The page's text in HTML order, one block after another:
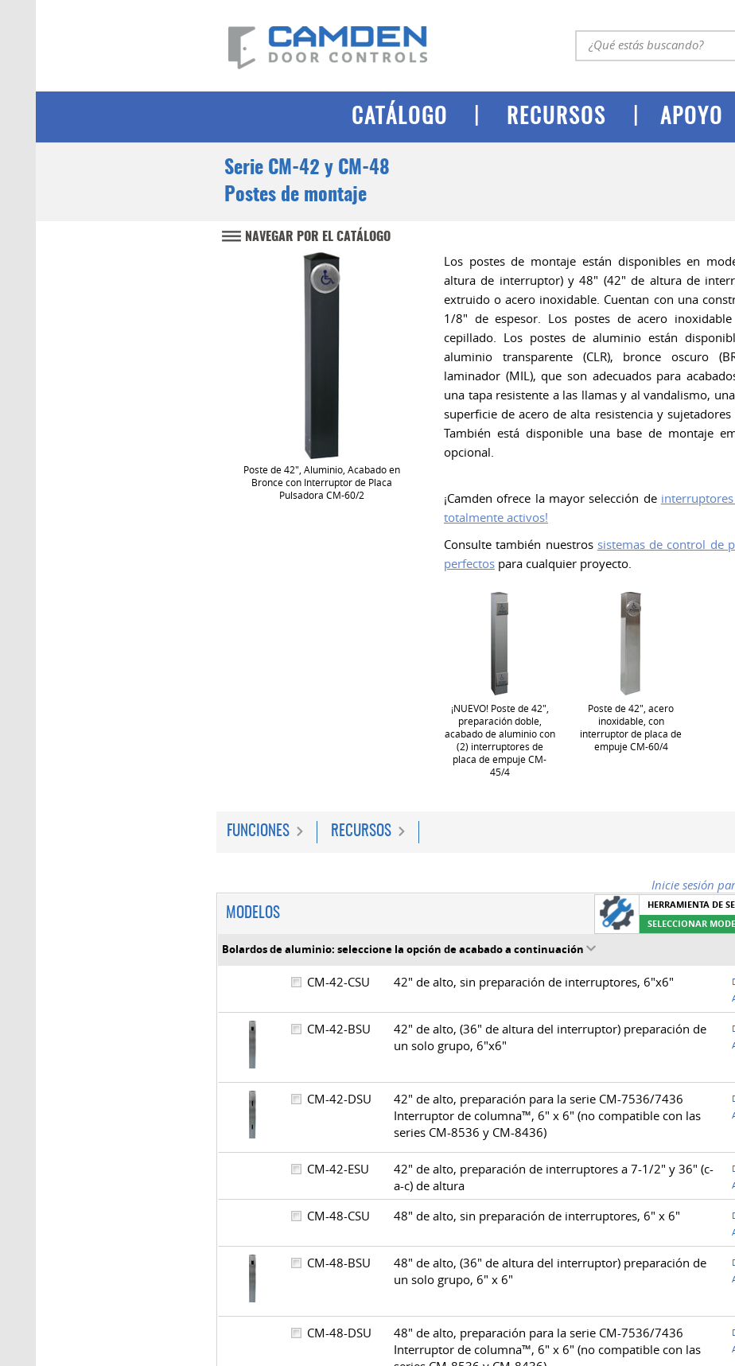
CATÁLOGO RECURSOS APOYO
Serie CM-42 y CM-48
Postes de montaje
NAVEGAR POR EL CATÁLOGO
Poste de 42", Aluminio, Acabado en
Bronce con Interruptor de Placa
Pulsadora CM-60/2
Los postes de montaje están disponibles en
altura de interruptor) y 48" (42" de altura de
extruido o acero inoxidable. Cuentan con una
1/8" de espesor. Los postes de acero
cepillado. Los postes de aluminio están
aluminio transparente (CLR), bronce oscuro
laminador (MIL), que son adecuados para
una tapa resistente a las llamas y al vandalismo,
superficie de acero de alta resistencia y
También está disponible una base de montaje
opcional.
¡Camden ofrece la mayor selección de
totalmente activos!
Consulte también nuestros sistemas de control de
perfectos para cualquier proyecto.
¡NUEVO! Poste de 42",
preparación doble,
acabado de aluminio con
(2) interruptores de
placa de empuje CM-
45/4
Poste de 42", acero
inoxidable, con
interruptor de placa de
empuje CM-60/4
FUNCIONES RECURSOS
Inicie sesión
MODELOS
HERRAMIENTA DE
SELECCIONAR
Bolardos de aluminio: seleccione la opción de acabado a continuación
CM-42-CSU 42" de alto, sin preparación de interruptores, 6"x6"
CM-42-BSU
42" de alto, (36" de altura del interruptor) preparación de
un solo grupo, 6"x6"
CM-42-DSU
42" de alto, preparación para la serie CM-7536/7436
Interruptor de columna™, 6" x 6" (no compatible con las
series CM-8536 y CM-8436)
CM-42-ESU
42" de alto, preparación de interruptores a 7-1/2" y 36" (c-
a-c) de altura
CM-48-CSU 48" de alto, sin preparación de interruptores, 6" x 6"
CM-48-BSU
48" de alto, (36" de altura del interruptor) preparación de
un solo grupo, 6" x 6"
CM-48-DSU
48" de alto, preparación para la serie CM-7536/7436
Interruptor de columna™, 6" x 6" (no compatible con las